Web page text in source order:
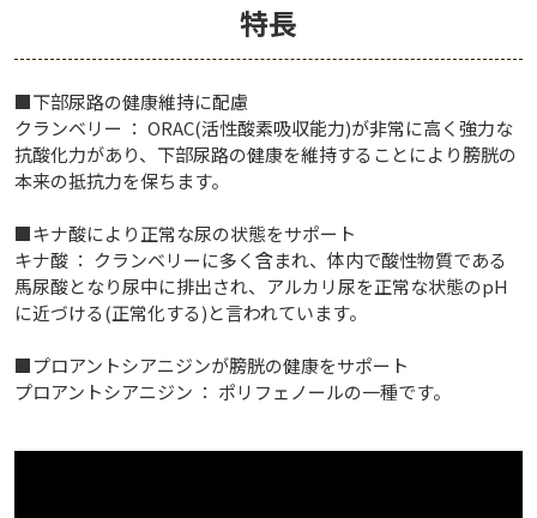
特長
■下部尿路の健康維持に配慮
クランベリー ： ORAC(活性酸素吸収能力)が非常に高く強力な
抗酸化力があり、下部尿路の健康を維持することにより膀胱の
本来の抵抗力を保ちます。
■キナ酸により正常な尿の状態をサポート
キナ酸 ： クランベリーに多く含まれ、体内で酸性物質である
馬尿酸となり尿中に排出され、アルカリ尿を正常な状態のpH
に近づける(正常化する)と言われています。
■プロアントシアニジンが膀胱の健康をサポート
プロアントシアニジン ： ポリフェノールの一種です。